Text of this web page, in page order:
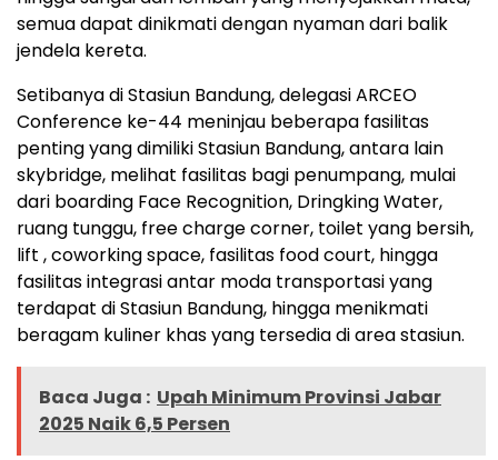
semua dapat dinikmati dengan nyaman dari balik
jendela kereta.
Setibanya di Stasiun Bandung, delegasi ARCEO
Conference ke-44 meninjau beberapa fasilitas
penting yang dimiliki Stasiun Bandung, antara lain
skybridge, melihat fasilitas bagi penumpang, mulai
dari boarding Face Recognition, Dringking Water,
ruang tunggu, free charge corner, toilet yang bersih,
lift , coworking space, fasilitas food court, hingga
fasilitas integrasi antar moda transportasi yang
terdapat di Stasiun Bandung, hingga menikmati
beragam kuliner khas yang tersedia di area stasiun.
Baca Juga : Upah Minimum Provinsi Jabar
2025 Naik 6,5 Persen